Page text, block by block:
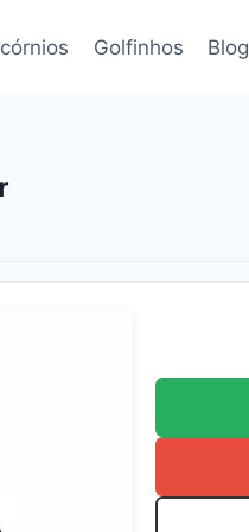
Golfinhos Blog